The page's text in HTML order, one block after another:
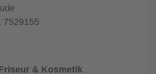
7529155
& Kosmetik